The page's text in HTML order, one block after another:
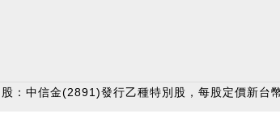
：中信金(2891)發行乙種特別股，每股定價新台